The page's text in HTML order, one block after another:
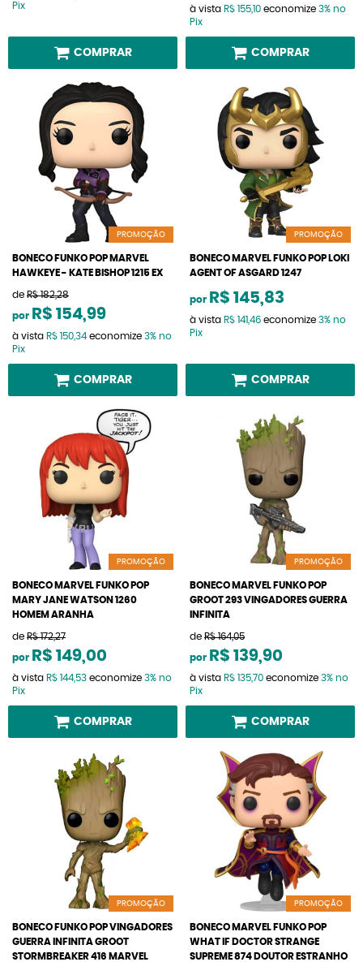
Pix
COMPRAR
à vista R$ 155,10 economize 3% no
Pix
COMPRAR
PROMOÇÃO
BONECO FUNKO POP MARVEL
HAWKEYE - KATE BISHOP 1215 EX
de R$ 182,28
por R$ 154,99
à vista R$ 150,34economize 3% no
Pix
COMPRAR
PROMOÇÃO
BONECO MARVEL FUNKO POP LOKI
AGENT OF ASGARD 1247
por R$ 145,83
à vista R$ 141,46 economize 3% no
Pix
COMPRAR
PROMOÇÃO
BONECO MARVEL FUNKO POP
MARY JANE WATSON 1260
HOMEM ARANHA
de R$ 172,27
por R$ 149,00
à vista R$ 144,53 economize 3% no
Pix
COMPRAR
PROMOÇÃO
BONECO MARVEL FUNKO POP
GROOT 293 VINGADORES GUERRA
INFINITA
de R$ 164,05
por R$ 139,90
à vista R$ 135,70 economize 3% no
Pix
COMPRAR
PROMOÇÃO
BONECO FUNKO POP VINGADORES
GUERRA INFINITA GROOT
STORMBREAKER 416 MARVEL
PROMOÇÃO
BONECO MARVEL FUNKO POP
WHAT IF DOCTOR STRANGE
SUPREME 874 DOUTOR ESTRANHO